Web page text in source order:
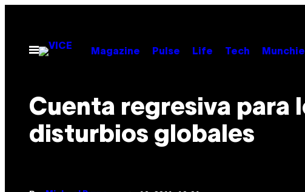
contenido
Abrir
Menú
Magazine Pulse Life Tech
Cuenta regresiva para
disturbios globales